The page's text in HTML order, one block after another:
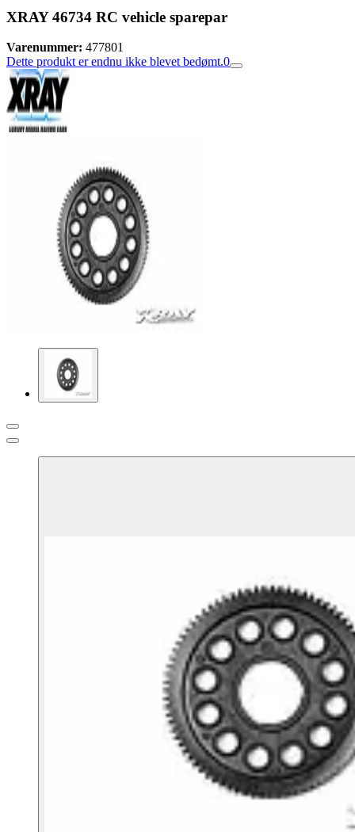
XRAY 46734 RC vehicle sparepar
Varenummer: 477801
Dette produkt er endnu ikke blevet bedømt.0